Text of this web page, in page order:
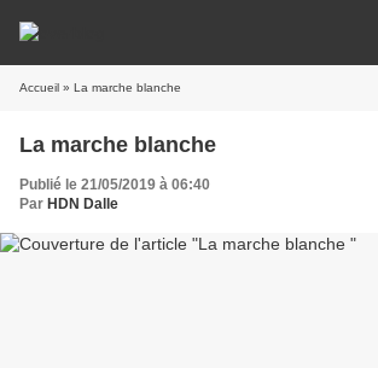
Accueil » La marche blanche
La marche blanche
Publié le 21/05/2019 à 06:40
Par HDN Dalle